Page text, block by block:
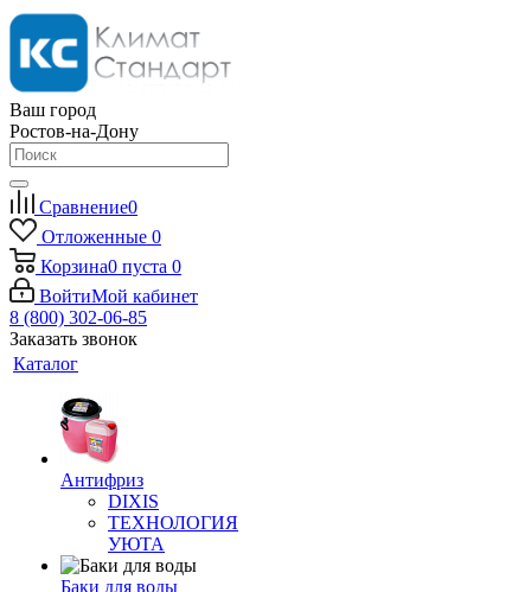
Ваш город
Ростов-на-Дону
Сравнение0
Отложенные 0
Корзина0 пуста 0
ВойтиМой кабинет
8 (800) 302-06-85
Заказать звонок
Каталог
Антифриз
DIXIS
ТЕХНОЛОГИЯ
УЮТА
Баки для воды